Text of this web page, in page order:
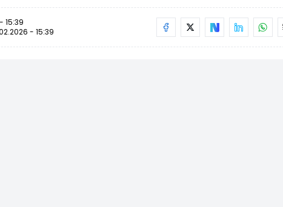
15:39
- 15:39